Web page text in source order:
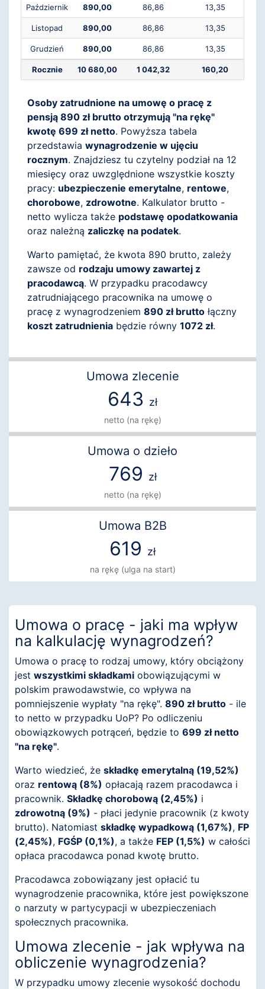
Umowa zlecenie
643 zł
netto (na rękę)
Umowa o dzieło
769 zł
netto (na rękę)
Umowa B2B
619 zł
na rękę (ulga na start)
Październik 890,00 86,86 13,35
Listopad 890,00 86,86 13,35
Grudzień 890,00 86,86 13,35
Rocznie 10 680,00 1 042,32 160,20
Osoby zatrudnione na umowę o pracę z
pensją 890 zł brutto otrzymują "na rękę"
kwotę 699 zł netto. Powyższa tabela
przedstawia wynagrodzenie w ujęciu
rocznym. Znajdziesz tu czytelny podział na 12
miesięcy oraz uwzględnione wszystkie koszty
pracy: ubezpieczenie emerytalne, rentowe,
chorobowe, zdrowotne. Kalkulator brutto -
netto wylicza także podstawę opodatkowania
oraz należną zaliczkę na podatek.
Warto pamiętać, że kwota 890 brutto, zależy
zawsze od rodzaju umowy zawartej z
pracodawcą. W przypadku pracodawcy
zatrudniającego pracownika na umowę o
pracę z wynagrodzeniem 890 zł brutto łączny
koszt zatrudnienia będzie równy 1072 zł.
Umowa o pracę - jaki ma wpływ
na kalkulację wynagrodzeń?
Umowa o pracę to rodzaj umowy, który obciążony
jest wszystkimi składkami obowiązującymi w
polskim prawodawstwie, co wpływa na
pomniejszenie wypłaty "na rękę". 890 zł brutto - ile
to netto w przypadku UoP? Po odliczeniu
obowiązkowych potrąceń, będzie to 699 zł netto
"na rękę".
Warto wiedzieć, że składkę emerytalną (19,52%)
oraz rentową (8%) opłacają razem pracodawca i
pracownik. Składkę chorobową (2,45%) i
zdrowotną (9%) - płaci jedynie pracownik (z kwoty
brutto). Natomiast składkę wypadkową (1,67%), FP
(2,45%), FGŚP (0,1%), a także FEP (1,5%) w całości
opłaca pracodawca ponad kwotę brutto.
Pracodawca zobowiązany jest opłacić tu
wynagrodzenie pracownika, które jest powiększone
o narzuty w partycypacji w ubezpieczeniach
społecznych pracownika.
Umowa zlecenie - jak wpływa na
obliczenie wynagrodzenia?
W przypadku umowy zlecenie wysokość dochodu